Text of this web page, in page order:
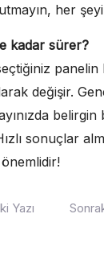
her
kadar sürer?
değişir.
belirgin
sonuçlar
Yazı